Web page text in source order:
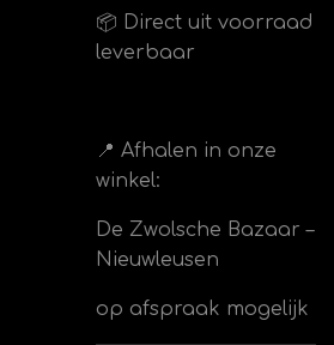
📦 Direct uit voorraad
leverbaar
📍 Afhalen in onze
winkel:
De Zwolsche Bazaar –
Nieuwleusen
op afspraak mogelijk